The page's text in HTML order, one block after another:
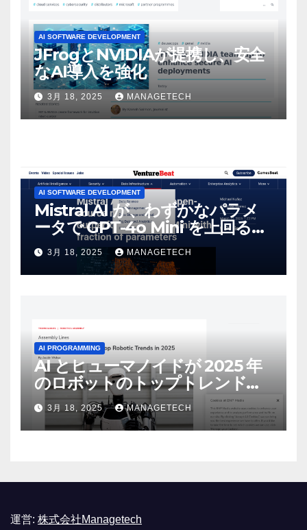
AI SOFTWARE DEVELOPMENT
JFrogとNVIDIAが提携し、安全
なAI導入を強化
3月 18, 2025 MANAGETECH
AI SOFTWARE DEVELOPMENT
Mistral AI が、わずかなパラメ
ータで GPT-4o Mini を上回る新
しいオープンソース モデルをリ
リース | VentureBeat
3月 18, 2025 MANAGETECH
AI PROGRAMMING
AI とヒューマノイドが 2025 年
のロボットのトップトレンドに |
ASSEMBLY
3月 18, 2025 MANAGETECH
運営: 株式会社Managetech